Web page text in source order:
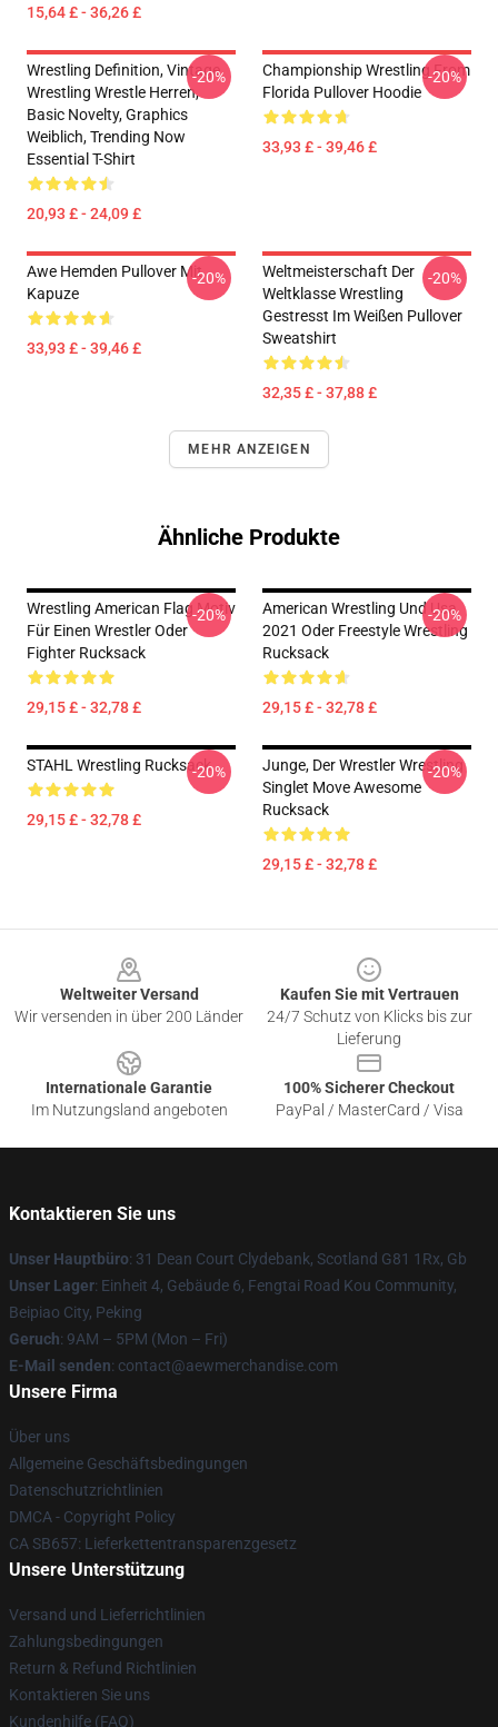
15,64 £ - 36,26 £
Wrestling Definition, Vintage
Wrestling Wrestle Herren,
Basic Novelty, Graphics
Weiblich, Trending Now
Essential T-Shirt
20,93 £ - 24,09 £
-20%
Championship Wrestling From
Florida Pullover Hoodie
33,93 £ - 39,46 £
-20%
Awe Hemden Pullover Mit
Kapuze
33,93 £ - 39,46 £
-20%
Weltmeisterschaft Der
Weltklasse Wrestling
Gestresst Im Weißen Pullover
Sweatshirt
32,35 £ - 37,88 £
-20%
MEHR ANZEIGEN
Ähnliche Produkte
Wrestling American Flag Motiv
Für Einen Wrestler Oder
Fighter Rucksack
29,15 £ - 32,78 £
-20%
American Wrestling Und Usa
2021 Oder Freestyle Wrestling
Rucksack
29,15 £ - 32,78 £
-20%
STAHL Wrestling Rucksack
29,15 £ - 32,78 £
-20%
Junge, Der Wrestler Wrestling
Singlet Move Awesome
Rucksack
29,15 £ - 32,78 £
-20%
Weltweiter Versand
Wir versenden in über 200 Länder
Kaufen Sie mit Vertrauen
24/7 Schutz von Klicks bis zur
Lieferung
Internationale Garantie
Im Nutzungsland angeboten
100% Sicherer Checkout
PayPal / MasterCard / Visa
Kontaktieren Sie uns
Unser Hauptbüro: 31 Dean Court Clydebank, Scotland G81 1Rx, Gb
Unser Lager: Einheit 4, Gebäude 6, Fengtai Road Kou Community,
Beipiao City, Peking
Geruch: 9AM – 5PM (Mon – Fri)
E-Mail senden: contact@aewmerchandise.com
Unsere Firma
Über uns
Allgemeine Geschäftsbedingungen
Datenschutzrichtlinien
DMCA - Copyright Policy
CA SB657: Lieferkettentransparenzgesetz
Unsere Unterstützung
Versand und Lieferrichtlinien
Zahlungsbedingungen
Return & Refund Richtlinien
Kontaktieren Sie uns
Kundenhilfe (FAQ)